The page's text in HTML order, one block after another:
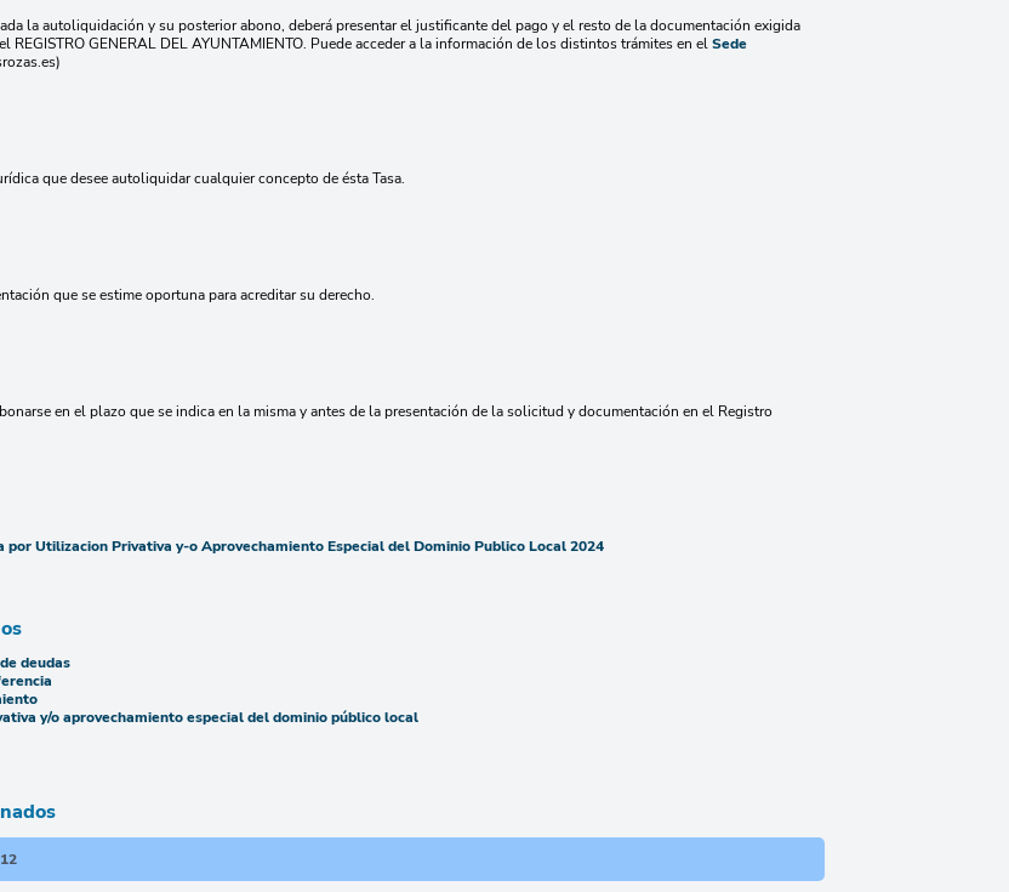
la autoliquidación y su posterior abono, deberá presentar el justificante del pago y el resto de la documentación exigida
REGISTRO GENERAL DEL AYUNTAMIENTO. Puede acceder a la información de los distintos trámites en elSede
que desee autoliquidar cualquier concepto de ésta Tasa.
que se estime oportuna para acreditar su derecho.
en el plazo que se indica en la misma y antes de la presentación de la solicitud y documentación en el Registro
por Utilizacion Privativa y-o Aprovechamiento Especial del Dominio Publico Local 2024
deudas
y/o aprovechamiento especial del dominio público local